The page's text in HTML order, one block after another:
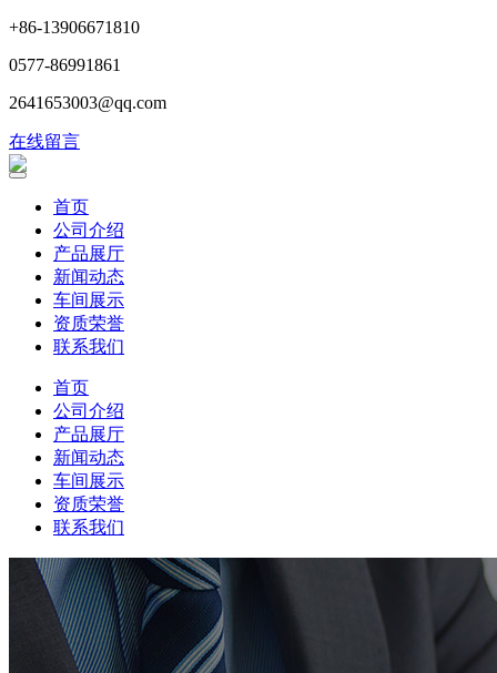
+86-13906671810
0577-86991861
2641653003@qq.com
在线留言
首页
公司介绍
产品展厅
新闻动态
车间展示
资质荣誉
联系我们
首页
公司介绍
产品展厅
新闻动态
车间展示
资质荣誉
联系我们